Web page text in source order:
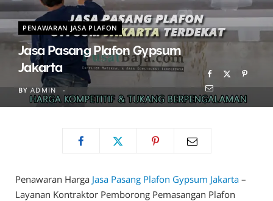
PENAWARAN JASA PLAFON
Jasa Pasang Plafon Gypsum
Jakarta
BY ADMIN
Penawaran Harga Jasa Pasang Plafon Gypsum Jakarta –
Layanan Kontraktor Pemborong Pemasangan Plafon